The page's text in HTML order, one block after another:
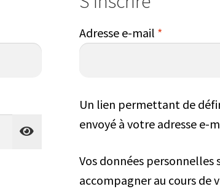
Adresse e-mail *Obligatoire
Un lien permettant de
envoyé à votre adresse e-
Vos données personnelles
accompagner au cours de